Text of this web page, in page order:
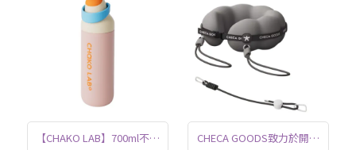
換。
換。
【CHAKO LAB】700ml不鏽
CHECA GOODS致力於開發